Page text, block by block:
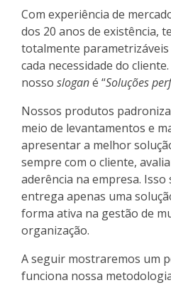
Com experiência de
dos 20 anos de existência,
totalmente
cada necessidade do
nosso slogané “Soluções
Nossos produtos
meio de levantamentos e
apresentar a melhor
sempre com o cliente,
aderência na empresa. Isso
entrega apenas uma
forma ativa na gestão de
organização.
A seguir mostraremos um
funciona nossa